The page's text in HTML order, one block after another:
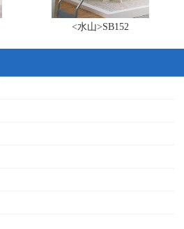
<水山>SB152